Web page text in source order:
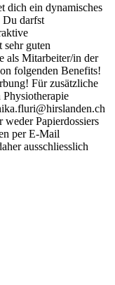
dich ein dynamisches
Du darfst
sehr guten
als Mitarbeiter/in der
folgenden Benefits!
Für zusätzliche
weder Papierdossiers
per E-Mail
ausschliesslich